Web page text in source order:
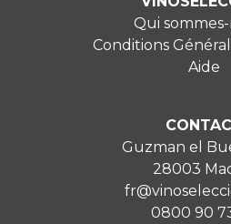
Qui
Conditions
Aide
Guzman el
28003
0800 90